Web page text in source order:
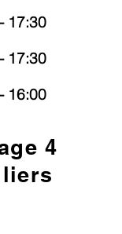
17:30
17:30
16:00
4